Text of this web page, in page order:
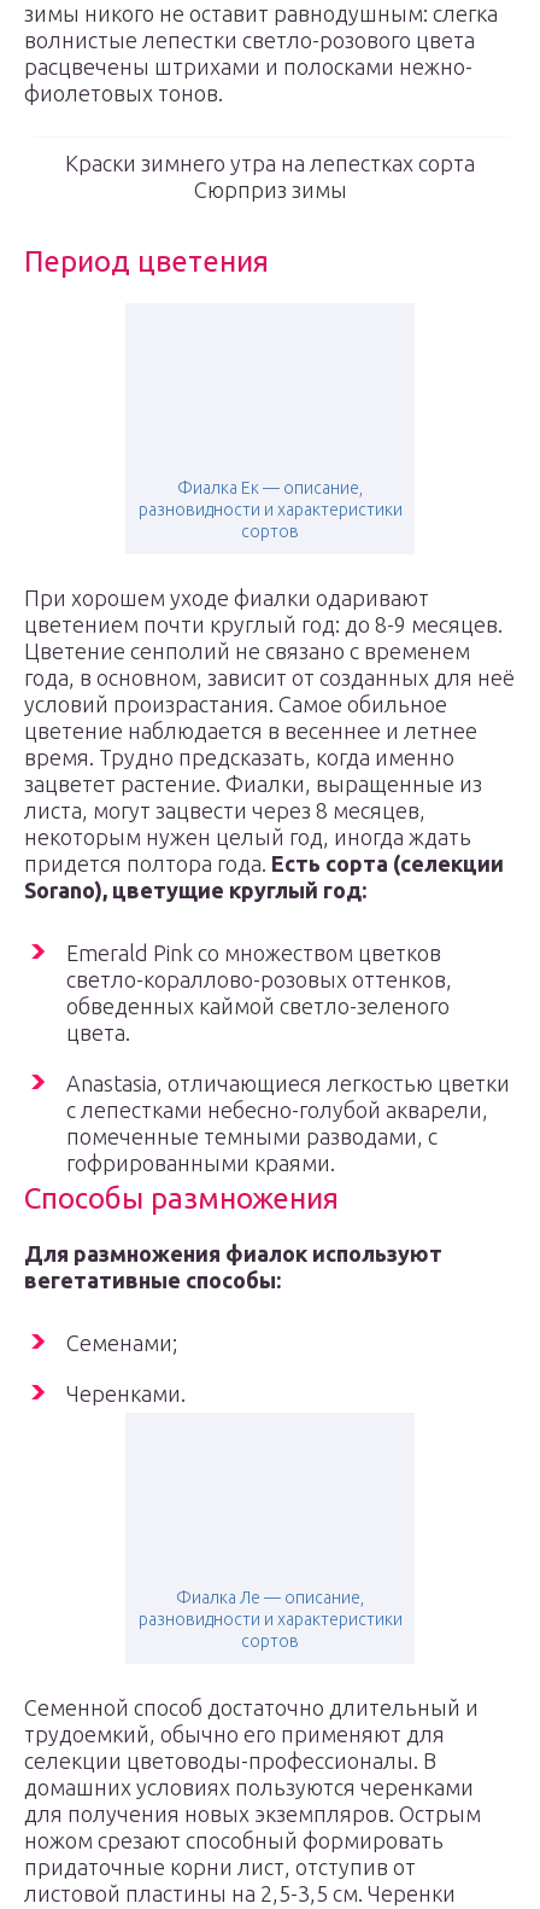
зимы никого не оставит равнодушным: слегка
волнистые лепестки светло-розового цвета
расцвечены штрихами и полосками нежно-
фиолетовых тонов.
Краски зимнего утра на лепестках сорта
Сюрприз зимы
Период цветения
Фиалка Ек — описание,
разновидности и характеристики
сортов
При хорошем уходе фиалки одаривают
цветением почти круглый год: до 8-9 месяцев.
Цветение сенполий не связано с временем
года, в основном, зависит от созданных для неё
условий произрастания. Самое обильное
цветение наблюдается в весеннее и летнее
время. Трудно предсказать, когда именно
зацветет растение. Фиалки, выращенные из
листа, могут зацвести через 8 месяцев,
некоторым нужен целый год, иногда ждать
придется полтора года. Есть сорта (селекции
Sorano), цветущие круглый год:
Emerald Pink со множеством цветков
светло-кораллово-розовых оттенков,
обведенных каймой светло-зеленого
цвета.
Anastasia, отличающиеся легкостью цветки
с лепестками небесно-голубой акварели,
помеченные темными разводами, с
гофрированными краями.
Способы размножения
Для размножения фиалок используют
вегетативные способы:
Семенами;
Черенками.
Фиалка Ле — описание,
разновидности и характеристики
сортов
Семенной способ достаточно длительный и
трудоемкий, обычно его применяют для
селекции цветоводы-профессионалы. В
домашних условиях пользуются черенками
для получения новых экземпляров. Острым
ножом срезают способный формировать
придаточные корни лист, отступив от
листовой пластины на 2,5-3,5 см. Черенки